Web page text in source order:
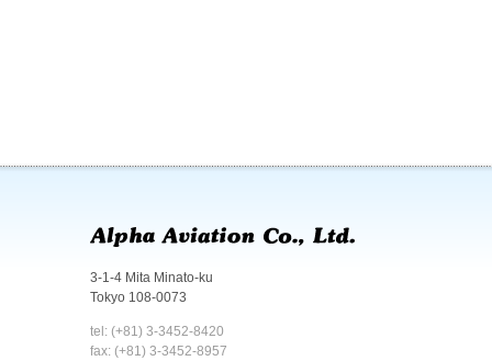
3-1-4 Mita Minato-ku
Tokyo 108-0073
tel: (+81) 3-3452-8420
fax: (+81) 3-3452-8957